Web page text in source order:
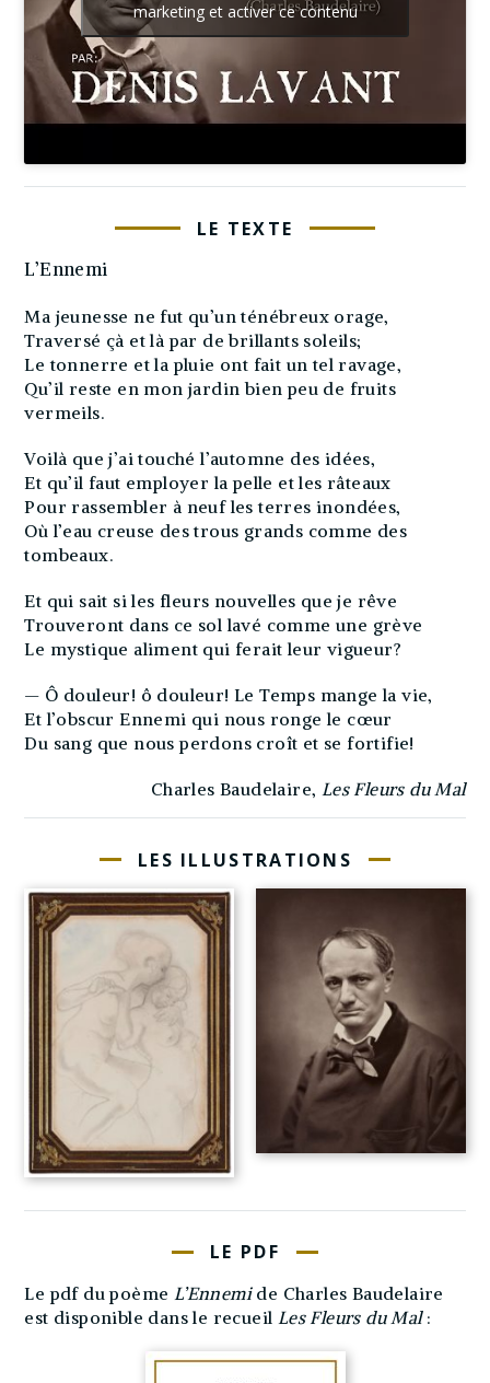
marketing et activer ce contenu
LE TEXTE
L’Ennemi
Ma jeunesse ne fut qu’un ténébreux orage,
Traversé çà et là par de brillants soleils;
Le tonnerre et la pluie ont fait un tel ravage,
Qu’il reste en mon jardin bien peu de fruits
vermeils.
Voilà que j’ai touché l’automne des idées,
Et qu’il faut employer la pelle et les râteaux
Pour rassembler à neuf les terres inondées,
Où l’eau creuse des trous grands comme des
tombeaux.
Et qui sait si les fleurs nouvelles que je rêve
Trouveront dans ce sol lavé comme une grève
Le mystique aliment qui ferait leur vigueur?
— Ô douleur! ô douleur! Le Temps mange la vie,
Et l’obscur Ennemi qui nous ronge le cœur
Du sang que nous perdons croît et se fortifie!
Charles Baudelaire, Les Fleurs du Mal
LES ILLUSTRATIONS
LE PDF
Le pdf du poème L’Ennemide Charles Baudelaire
est disponible dans le recueil Les Fleurs du Mal: